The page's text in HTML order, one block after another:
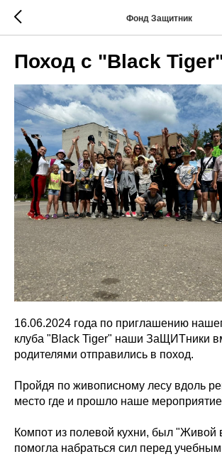
Фонд Защитник
Поход с "Black
16.06.2024 года по приглашению
клуба "Black Tiger" наши ЗаЩИТники
родителями отправились в поход.
Пройдя по живописному лесу вдоль
место где и прошло наше
Компот из полевой кухни, был "Живой
помогла набраться сил перед